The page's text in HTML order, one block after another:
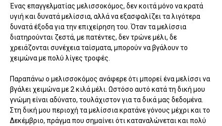
Ένας επαγγελματίας μελισσοκόμος, δεν κοιτά μόνο να κρατά
υγιή και δυνατά μελίσσια, αλλά να εξασφαλίζει τα λιγότερα
δυνατά έξοδα για την επιχείρηση του. Όταν τα μελίσσια
διατηρούνται ζεστά, με πατέντες, δεν τρώνε μέλι, δε
χρειάζονται συνέχεια ταίσματα, μπορούν να βγάλουν το
χειμώνα με πολύ λίγες τροφές.
Παραπάνω ο μελισσοκόμος ανάφερε ότι μπορεί ένα μελίσσι να
βγάλει χειμώνα με 2 κιλά μέλι. Ωστόσο αυτό κατά τη δική μου
γνώμη είναι αδύνατο, τουλάχιστον για τα δικά μας δεδομένα.
Στη δική μου περιοχή τα μελίσσια κρατάνε γόνους μέχρι και το
Δεκέμβριο, πράγμα που σημαίνει ότι καταναλώνεται και πολύ